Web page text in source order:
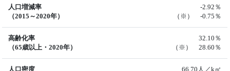
人口増減率
（2015～2020年）
-2.92％
（※） -0.75％
高齢化率
（65歳以上・2020年）
32.10％
（※） 28.60％
人口密度
66.70人／k㎡